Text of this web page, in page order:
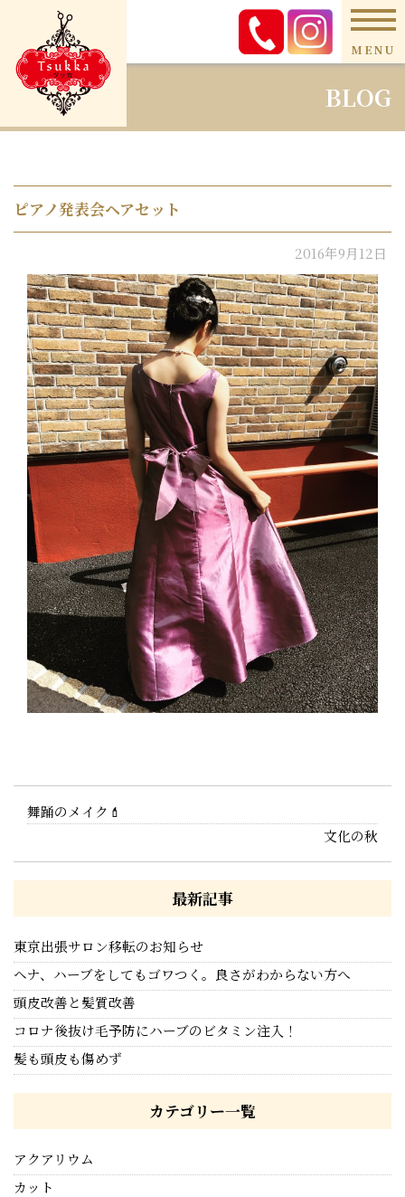
MENU
BLOG
ピアノ発表会ヘアセット
2016年9月12日
舞踊のメイク💄
文化の秋
最新記事
東京出張サロン移転のお知らせ
ヘナ、ハーブをしてもゴワつく。良さがわからない方へ
頭皮改善と髪質改善
コロナ後抜け毛予防にハーブのビタミン注入！
髪も頭皮も傷めず
カテゴリー一覧
アクアリウム
カット